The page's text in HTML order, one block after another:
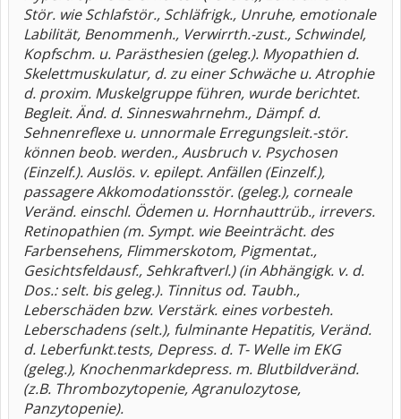
Stör. wie Schlafstör., Schläfrigk., Unruhe, emotionale
Labilität, Benommenh., Verwirrth.-zust., Schwindel,
Kopfschm. u. Parästhesien (geleg.). Myopathien d.
Skelettmuskulatur, d. zu einer Schwäche u. Atrophie
d. proxim. Muskelgruppe führen, wurde berichtet.
Begleit. Änd. d. Sinneswahrnehm., Dämpf. d.
Sehnenreflexe u. unnormale Erregungsleit.-stör.
können beob. werden., Ausbruch v. Psychosen
(Einzelf.). Auslös. v. epilept. Anfällen (Einzelf.),
passagere Akkomodationsstör. (geleg.), corneale
Veränd. einschl. Ödemen u. Hornhauttrüb., irrevers.
Retinopathien (m. Sympt. wie Beeinträcht. des
Farbensehens, Flimmerskotom, Pigmentat.,
Gesichtsfeldausf., Sehkraftverl.) (in Abhängigk. v. d.
Dos.: selt. bis geleg.). Tinnitus od. Taubh.,
Leberschäden bzw. Verstärk. eines vorbesteh.
Leberschadens (selt.), fulminante Hepatitis, Veränd.
d. Leberfunkt.tests, Depress. d. T- Welle im EKG
(geleg.), Knochenmarkdepress. m. Blutbildveränd.
(z.B. Thrombozytopenie, Agranulozytose,
Panzytopenie).